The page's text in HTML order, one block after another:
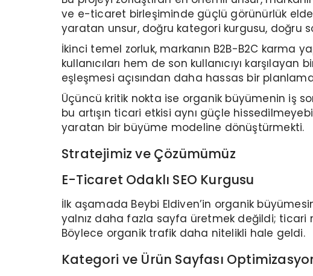
ve e-ticaret birleşiminde güçlü görünürlük elde
yaratan unsur, doğru kategori kurgusu, doğru
İkinci temel zorluk, markanın B2B-B2C karma
kullanıcıları hem de son kullanıcıyı
eşleşmesi açısından daha hassas bir
Üçüncü kritik nokta ise organik büyümenin iş
bu artışın ticari etkisi aynı güçle
yaratan bir büyüme modeline dönüştürmekti.
Stratejimiz ve Çözümümüz
E-Ticaret Odaklı SEO Kurgusu
İlk aşamada Beybi Eldiven’in organik
yalnız daha fazla sayfa üretmek değildi; ticari
Böylece organik trafik daha nitelikli hale geldi.
Kategori ve Ürün Sayfası